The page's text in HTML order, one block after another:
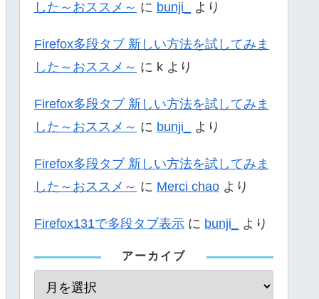
した～おススメ～ に bunji_ より
Firefox多段タブ 新しい方法を試してみま
した～おススメ～ に k より
Firefox多段タブ 新しい方法を試してみま
した～おススメ～ に bunji_ より
Firefox多段タブ 新しい方法を試してみま
した～おススメ～ に Merci chao より
Firefox131で多段タブ表示 に bunji_ より
アーカイブ